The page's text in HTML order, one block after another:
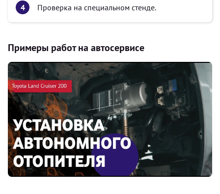
Проверка на специальном стенде.
Примеры работ на автосервисе